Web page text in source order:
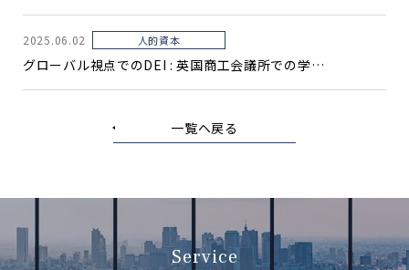
2025.06.02 人的資本
グローバル視点でのDEI : 英国商工会議所での学…
一覧へ戻る
Service